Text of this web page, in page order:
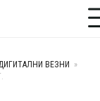
Toggle
ВЕЗНИ
»